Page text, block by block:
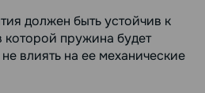
должен быть устойчив к
пружина будет
влиять на ее механические